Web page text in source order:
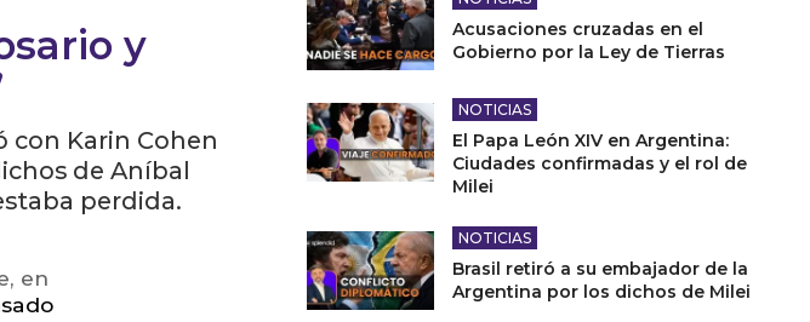
y
con Karin Cohen
de Aníbal
perdida.
en
Acusaciones cruzadas en el
Gobierno por la Ley de Tierras
NOTICIAS
El Papa León XIV en Argentina:
Ciudades confirmadas y el rol de
Milei
NOTICIAS
Brasil retiró a su embajador de la
Argentina por los dichos de Milei